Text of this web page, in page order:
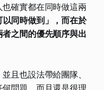
確實都在同時做這兩
同時做到」，而在於
之間的優先順序與出
且也設法帶給團隊、
問題，而且還是很理